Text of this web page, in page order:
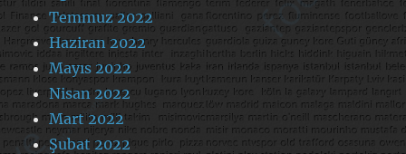
Temmuz 2022
Haziran 2022
Mayıs 2022
Nisan 2022
Mart 2022
Şubat 2022